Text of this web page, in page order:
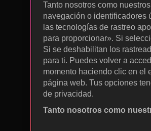
Tanto nosotros como nuestros
navegación o identificadores
las tecnologías de rastreo
para proporcionar». Si
Si se deshabilitan los
para ti. Puedes volver a
momento haciendo clic en el
página web. Tus opciones
de privacidad.
Tanto nosotros como